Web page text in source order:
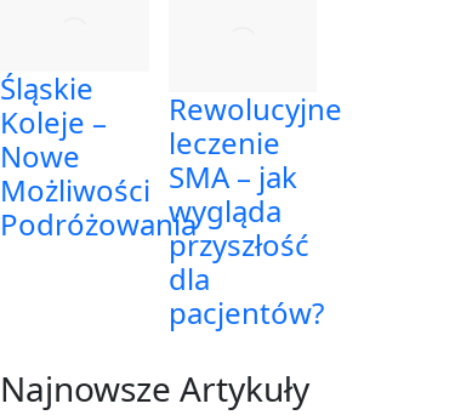
Śląskie
Koleje –
Nowe
Możliwości
Podróżowania
Rewolucyjne
leczenie
SMA – jak
wygląda
przyszłość
dla
pacjentów?
Najnowsze Artykuły